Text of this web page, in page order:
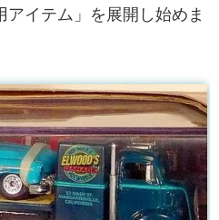
アイテム」を展開し始めま